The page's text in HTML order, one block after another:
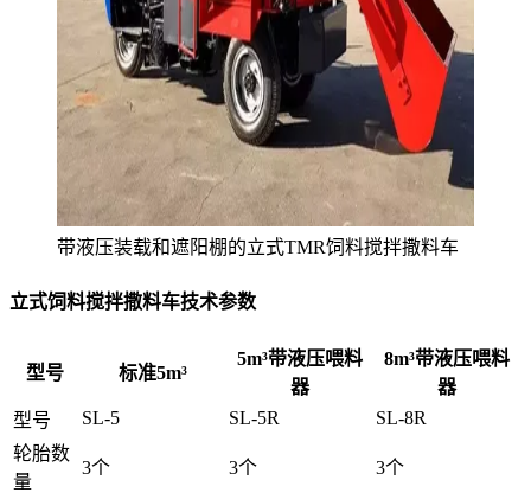
带液压装载和遮阳棚的立式TMR饲料搅拌撒料车
立式饲料搅拌撒料车技术参数
型号 标准5m³
5m³带液压喂料
器
8m³带液压喂料
器
型号
SL-5 SL-5R
SL-8R
轮胎数
量
3个 3个 3个